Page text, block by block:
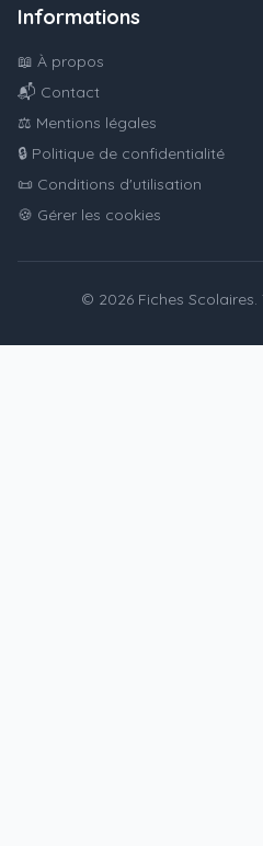
Informations
📖 À propos
📬 Contact
⚖️ Mentions légales
🔒 Politique de confidentialité
📜 Conditions d'utilisation
🍪 Gérer les cookies
© 2026 Fiches